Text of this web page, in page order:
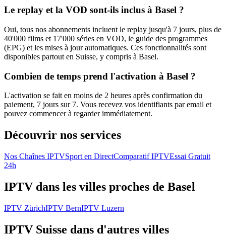
Le replay et la VOD sont-ils inclus à Basel ?
Oui, tous nos abonnements incluent le replay jusqu'à 7 jours, plus de
40'000 films et 17'000 séries en VOD, le guide des programmes
(EPG) et les mises à jour automatiques. Ces fonctionnalités sont
disponibles partout en Suisse, y compris à Basel.
Combien de temps prend l'activation à Basel ?
L'activation se fait en moins de 2 heures après confirmation du
paiement, 7 jours sur 7. Vous recevez vos identifiants par email et
pouvez commencer à regarder immédiatement.
Découvrir nos services
Nos Chaînes IPTVSport en DirectComparatif IPTVEssai Gratuit
24h
IPTV dans les villes proches de Basel
IPTV ZürichIPTV BernIPTV Luzern
IPTV Suisse dans d'autres villes